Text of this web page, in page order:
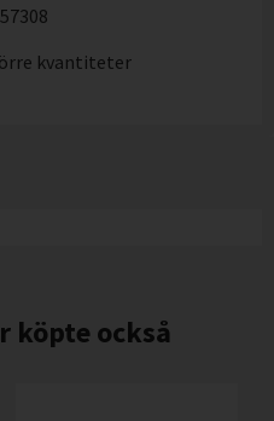
kvantiteter
köpte också